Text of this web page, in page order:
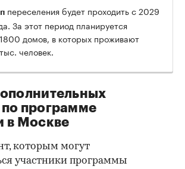
переселения будет проходить с 2029
За этот период планируется
домов, в которых проживают
человек.
программе
в Москве
которым могут
участники программы